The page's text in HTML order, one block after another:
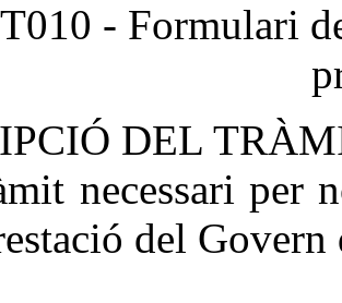
- Formulari
DEL
necessari per
del Govern